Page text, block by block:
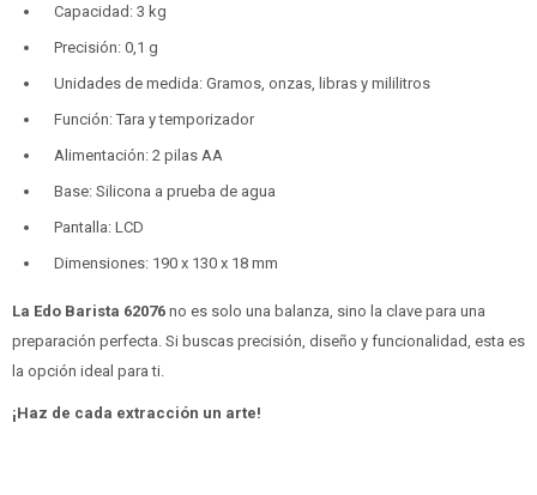
Capacidad: 3 kg
Precisión: 0,1 g
Unidades de medida: Gramos, onzas, libras y mililitros
Función: Tara y temporizador
Alimentación: 2 pilas AA
Base: Silicona a prueba de agua
Pantalla: LCD
Dimensiones: 190 x 130 x 18 mm
La Edo Barista 62076 no es solo una balanza, sino la clave para una
preparación perfecta. Si buscas precisión, diseño y funcionalidad, esta es
la opción ideal para ti.
¡Haz de cada extracción un arte!